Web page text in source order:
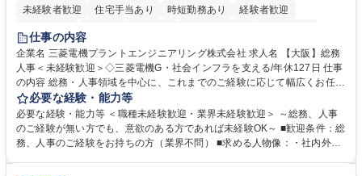
未経験者歓迎 住宅手当あり 時短勤務あり
経験者歓迎
退職金あり
駅近5分以内
土日祝休み 服装自由 寮・社宅あり 食事補助あり
仕事の内容
企業名 三菱電機プラントエンジニアリング株式会社 求人名 【大阪】総務
人事＜未経験歓迎＞◇三菱電機G・社会インフラを支える/年休127日 仕事
の内容 総務・人事領域を中心に、これまでのご経験に応じて幅広くお任せ
します。 ＜具体的には＞ ・総務/人事労務（給与・社保・勤怠管理など）
・採用・教育研修 ・福利厚生運用 など ※基本的には事務所勤務ですが、
採用や教育等の業務内容により、関西圏以外への日帰り・宿泊を伴う国内
出張もございます。 ※担当業務を持ちつつ、お互いに助け合いながら、総
必要な経験・能力等
必要な経験・能力等 ＜職種未経験歓迎・業界未経験歓迎＞ ～総務、人事
のご経験が無い方でも、意欲のある方であれば未経験OK～ ■歓迎条件：総
務、人事のご経験をお持ちの方（業界不問） ■求める人物像：・社内外の